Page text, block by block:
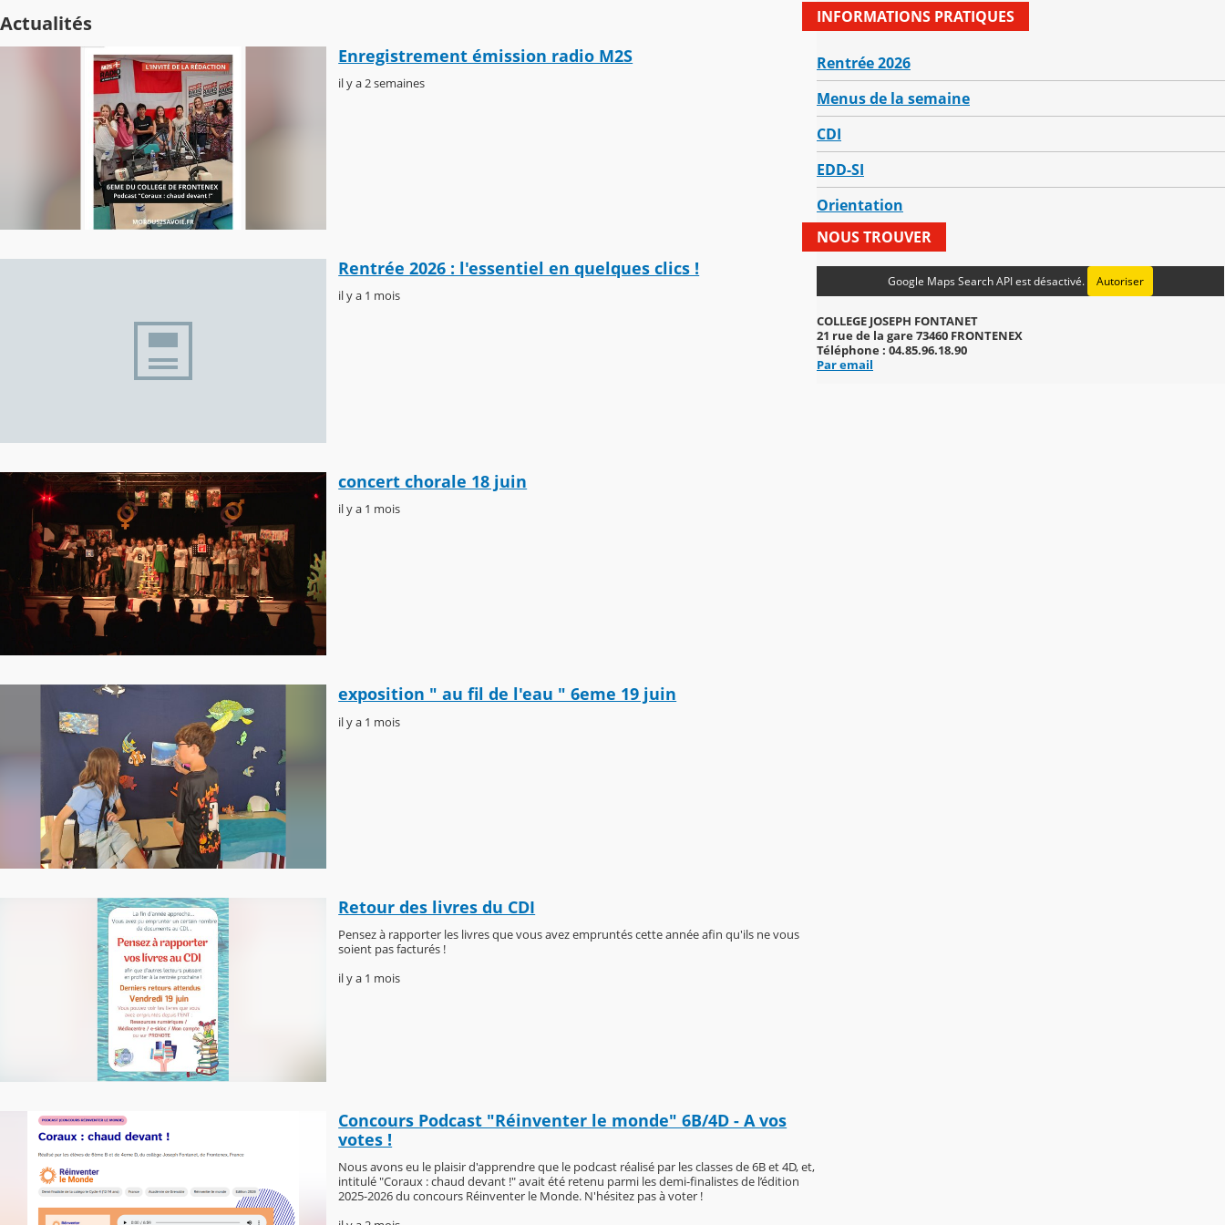
Actualités
Enregistrement émission radio M2S
il y a 2 semaines
Rentrée 2026 : l'essentiel en quelques clics !
il y a 1 mois
concert chorale 18 juin
il y a 1 mois
exposition " au fil de l'eau " 6eme 19 juin
il y a 1 mois
Retour des livres du CDI
Pensez à rapporter les livres que vous avez empruntés cette année afin qu'ils ne vous
soient pas facturés !
il y a 1 mois
Concours Podcast "Réinventer le monde" 6B/4D - A vos
votes !
Nous avons eu le plaisir d'apprendre que le podcast réalisé par les classes de 6B et 4D, et,
intitulé "Coraux : chaud devant !" avait été retenu parmi les demi-finalistes de l’édition
2025-2026 du concours Réinventer le Monde. N'hésitez pas à voter !
INFORMATIONS PRATIQUES
Rentrée 2026
Menus de la semaine
CDI
EDD-SI
Orientation
NOUS TROUVER
Google Maps Search API est désactivé. Autoriser
COLLEGE JOSEPH FONTANET
21 rue de la gare 73460 FRONTENEX
Téléphone : 04.85.96.18.90
Par email